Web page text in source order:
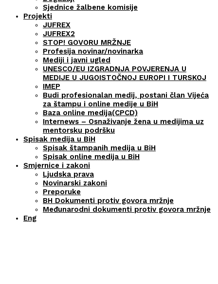
Sjednice žalbene komisije
Projekti
JUFREX
JUFREX2
STOP! GOVORU MRŽNJE
Profesija novinar/novinarka
Mediji i javni ugled
UNESCO/EU IZGRADNJA POVJERENJA U
MEDIJE U JUGOISTOČNOJ EUROPI I TURSKOJ
IMEP
Budi profesionalan medij, postani član Vijeća
za štampu i online medije u BiH
Baza online medija(CPCD)
Internews – Osnaživanje žena u medijima uz
mentorsku podršku
Spisak medija u BiH
Spisak štampanih medija u BiH
Spisak online medija u BiH
Smjernice i zakoni
Ljudska prava
Novinarski zakoni
Preporuke
BH Dokumenti protiv govora mržnje
Međunarodni dokumenti protiv govora mržnje
Eng